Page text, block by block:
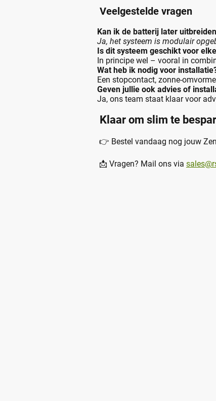
Veelgestelde vragen
Kan ik de batterij later
Ja, het systeem is modulair
Is dit systeem geschikt voor
In principe wel – vooral in
Wat heb ik nodig voor
Een stopcontact, zonne-
Geven jullie ook advies of
Ja, ons team staat klaar voor
Klaar om slim te
👉 Bestel vandaag nog jouw
📩 Vragen? Mail ons via